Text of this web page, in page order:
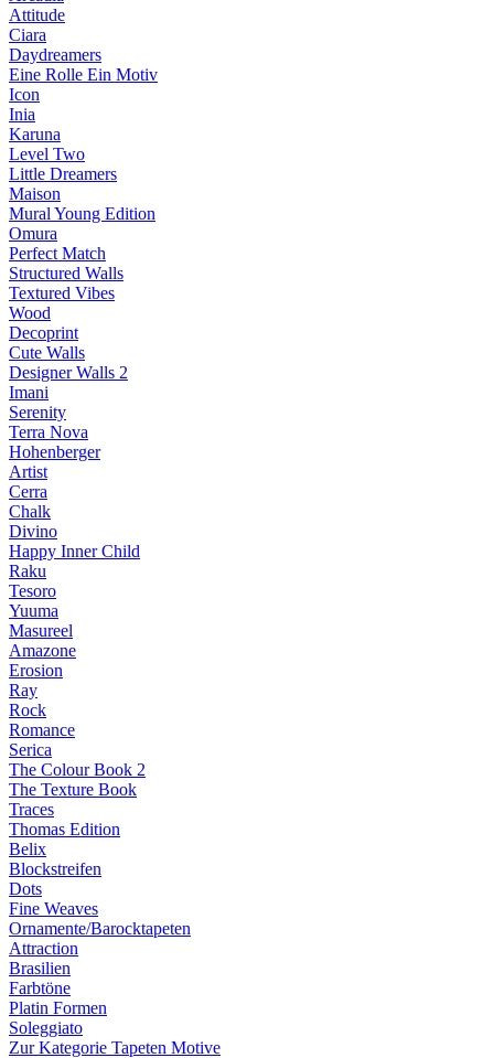
Attitude
Ciara
Daydreamers
Eine Rolle Ein Motiv
Icon
Inia
Karuna
Level Two
Little Dreamers
Maison
Mural Young Edition
Omura
Perfect Match
Structured Walls
Textured Vibes
Wood
Decoprint
Cute Walls
Designer Walls 2
Imani
Serenity
Terra Nova
Hohenberger
Artist
Cerra
Chalk
Divino
Happy Inner Child
Raku
Tesoro
Yuuma
Masureel
Amazone
Erosion
Ray
Rock
Romance
Serica
The Colour Book 2
The Texture Book
Traces
Thomas Edition
Belix
Blockstreifen
Dots
Fine Weaves
Ornamente/Barocktapeten
Attraction
Brasilien
Farbtöne
Platin Formen
Soleggiato
Zur Kategorie Tapeten Motive